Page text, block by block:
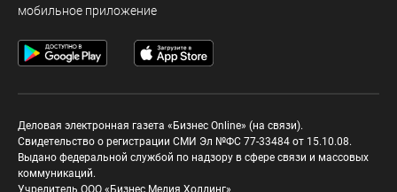
мобильное приложение
Деловая электронная газета «Бизнес Online» (на связи).
Свидетельство о регистрации СМИ Эл №ФС 77-33484 от 15.10.08.
Выдано федеральной службой по надзору в сфере связи и массовых
коммуникаций.
Учредитель ООО «Бизнес Медия Холдинг»